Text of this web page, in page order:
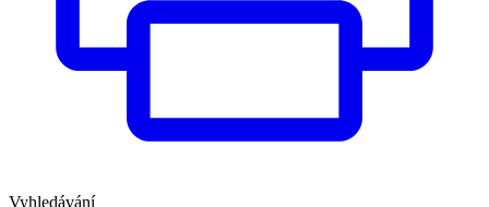
Vyhledávání